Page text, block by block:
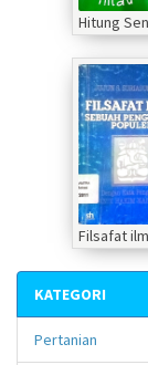
KATEGORI
Pertanian